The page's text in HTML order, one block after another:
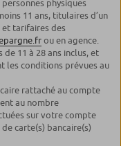
physiques
11 ans, titulaires d’un
tarifaires des
ou en agence.
11 à 28 ans inclus, et
les conditions prévues au
rattaché au compte
au nombre
sur votre compte
carte(s) bancaire(s)